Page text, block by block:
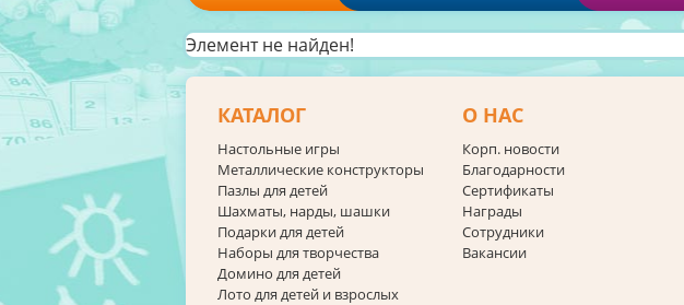
Элемент не найден!
КАТАЛОГ
Настольные игры
Металлические конструкторы
Пазлы для детей
Шахматы, нарды, шашки
Подарки для детей
Наборы для творчества
Домино для детей
Лото для детей и взрослых
О НАС
Корп. новости
Благодарности
Сертификаты
Награды
Сотрудники
Вакансии